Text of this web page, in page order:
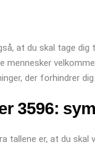
at du skal tage
mennesker
der forhindrer
3596:
tallene er, at du